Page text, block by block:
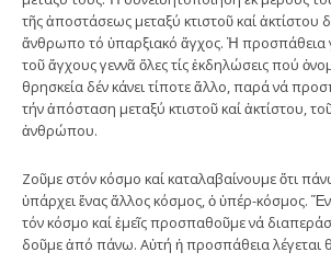
τῆς ἀποστάσεως μεταξύ κτιστοῦ καί ἀκτίστου
ἄνθρωπο τό ὑπαρξιακό ἄγχος. Ἡ
τοῦ ἄγχους γεννᾶ ὅλες τίς ἐκδηλώσεις πού
θρησκεία δέν κάνει τίποτε ἄλλο, παρά νά
τήν ἀπόσταση μεταξύ κτιστοῦ καί ἀκτίστου,
ἀνθρώπου.
Ζοῦμε στόν κόσμο καί καταλαβαίνουμε ὅτι
ὑπάρχει ἕνας ἄλλος κόσμος, ὁ ὑπέρ-κόσμος.
τόν κόσμο καί ἐμεῖς προσπαθοῦμε νά
δοῦμε ἀπό πάνω. Αὐτή ἡ προσπάθεια λέγεται